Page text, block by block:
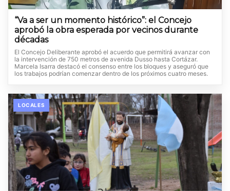
“Va a ser un momento histórico”: el Concejo
aprobó la obra esperada por vecinos durante
décadas
El Concejo Deliberante aprobó el acuerdo que permitirá avanzar con
la intervención de 750 metros de avenida Dusso hasta Cortázar.
Marcela Isarra destacó el consenso entre los bloques y aseguró que
los trabajos podrían comenzar dentro de los próximos cuatro meses.
LOCALES